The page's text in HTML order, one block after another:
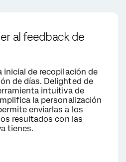
al feedback de
inicial de recopilación de
de días. Delighted de
intuitiva de
la personalización
enviarlas a los
resultados con las
tienes.